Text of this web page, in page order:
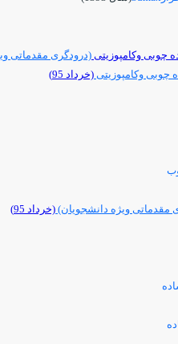
چوبی وکامپوزیتی (درودگری مقدماتی
چوبی وکامپوزیتی (خرداد 95)
مقدماتی ویژه دانشجویان) (خرداد 95)